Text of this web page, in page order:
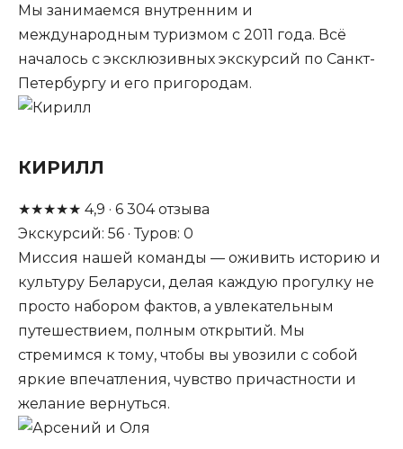
Мы занимаемся внутренним и
международным туризмом с 2011 года. Всё
началось с эксклюзивных экскурсий по Санкт-
Петербургу и его пригородам.
КИРИЛЛ
★★★★★ 4,9 · 6 304отзыва
Экскурсий: 56 · Туров: 0
Миссия нашей команды — оживить историю и
культуру Беларуси, делая каждую прогулку не
просто набором фактов, а увлекательным
путешествием, полным открытий. Мы
стремимся к тому, чтобы вы увозили с собой
яркие впечатления, чувство причастности и
желание вернуться.